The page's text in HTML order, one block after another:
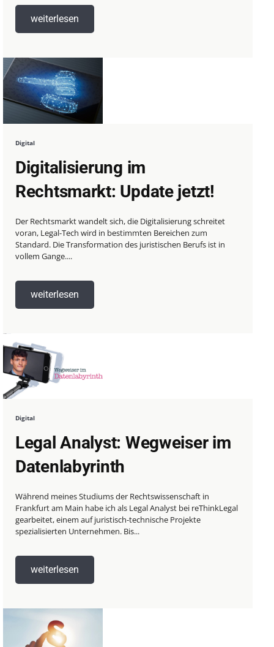
weiterlesen
Digital
Digitalisierung im
Rechtsmarkt: Update jetzt!
Der Rechtsmarkt wandelt sich, die Digitalisierung schreitet
voran, Legal-Tech wird in bestimmten Bereichen zum
Standard. Die Transformation des juristischen Berufs ist in
vollem Gange....
weiterlesen
Digital
Legal Analyst: Wegweiser im
Datenlabyrinth
Während meines Studiums der Rechtswissenschaft in
Frankfurt am Main habe ich als Legal Analyst bei reThinkLegal
gearbeitet, einem auf juristisch-technische Projekte
spezialisierten Unternehmen. Bis...
weiterlesen